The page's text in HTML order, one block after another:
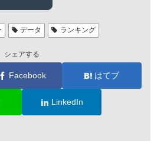
データ ランキング
シェアする
Facebook はてブ
LinkedIn